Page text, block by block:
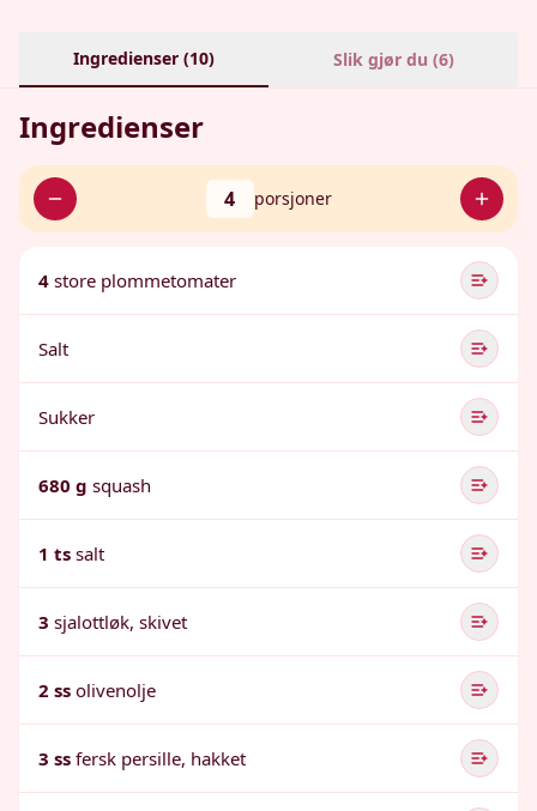
Ingredienser (10) Slik gjør du (6)
Ingredienser
4 porsjoner
4 store plommetomater
Salt
Sukker
680 g squash
1 ts salt
3 sjalottløk, skivet
2 ss olivenolje
3 ss fersk persille, hakket